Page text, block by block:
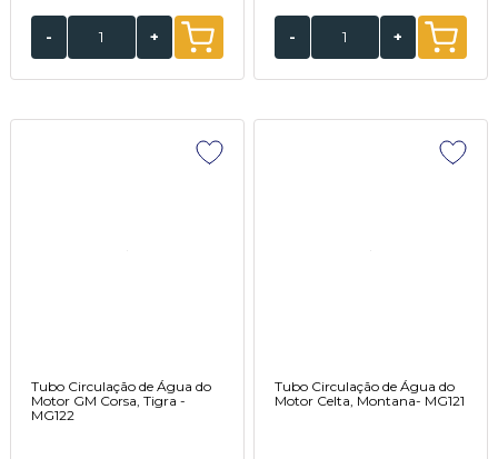
- + - +
Tubo Circulação de Água do
Motor GM Corsa, Tigra -
MG122
Tubo Circulação de Água do
Motor Celta, Montana- MG121